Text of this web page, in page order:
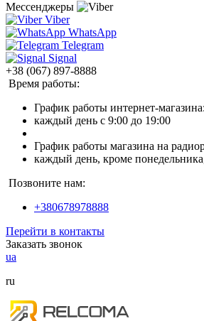
Мессенджеры
Viber
WhatsApp
Telegram
Signal
+38 (067) 897-8888
Время работы:
График работы интернет-магазина:
каждый день с 9:00 до 19:00
График работы магазина на
каждый день, кроме
Позвоните нам:
+380678978888
Перейти в контакты
Заказать звонок
ua
ru